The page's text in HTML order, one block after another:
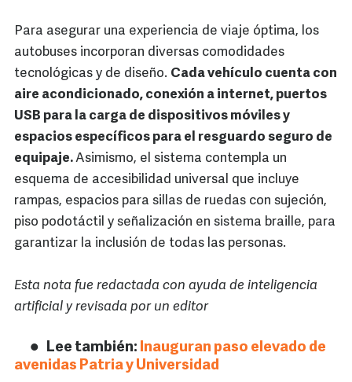
Para asegurar una experiencia de viaje óptima, los
autobuses incorporan diversas comodidades
tecnológicas y de diseño. Cada vehículo cuenta con
aire acondicionado, conexión a internet, puertos
USB para la carga de dispositivos móviles y
espacios específicos para el resguardo seguro de
equipaje.Asimismo, el sistema contempla un
esquema de accesibilidad universal que incluye
rampas, espacios para sillas de ruedas con sujeción,
piso podotáctil y señalización en sistema braille, para
garantizar la inclusión de todas las personas.
Esta nota fue redactada con ayuda de inteligencia
artificial y revisada por un editor
Lee también: Inauguran paso elevado de
avenidas Patria y Universidad